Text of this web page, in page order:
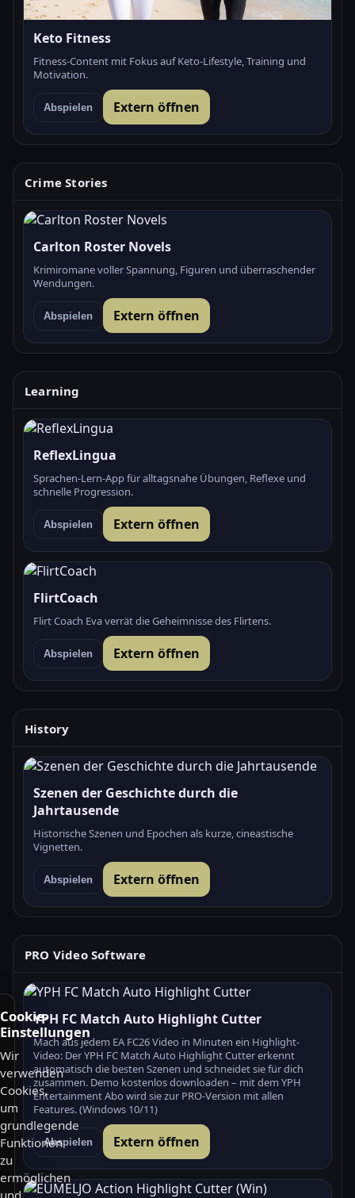
Keto Fitness
Fitness-Content mit Fokus auf Keto-Lifestyle, Training und
Motivation.
Abspielen Extern öffnen
Crime Stories
Carlton Roster Novels
Krimiromane voller Spannung, Figuren und überraschender
Wendungen.
Abspielen Extern öffnen
Learning
ReflexLingua
Sprachen-Lern-App für alltagsnahe Übungen, Reflexe und
schnelle Progression.
Abspielen Extern öffnen
FlirtCoach
Flirt Coach Eva verrät die Geheimnisse des Flirtens.
Abspielen Extern öffnen
History
Szenen der Geschichte durch die
Jahrtausende
Historische Szenen und Epochen als kurze, cineastische
Vignetten.
Abspielen Extern öffnen
PRO Video Software
YPH FC Match Auto Highlight Cutter
Mach aus jedem EA FC26 Video in Minuten ein Highlight-
Video: Der YPH FC Match Auto Highlight Cutter erkennt
automatisch die besten Szenen und schneidet sie für dich
zusammen. Demo kostenlos downloaden – mit dem YPH
Entertainment Abo wird sie zur PRO-Version mit allen
Features. (Windows 10/11)
Abspielen Extern öffnen
Cookie-
Einstellungen
Wir
verwenden
Cookies,
um
grundlegende
Funktionen
zu
ermöglichen